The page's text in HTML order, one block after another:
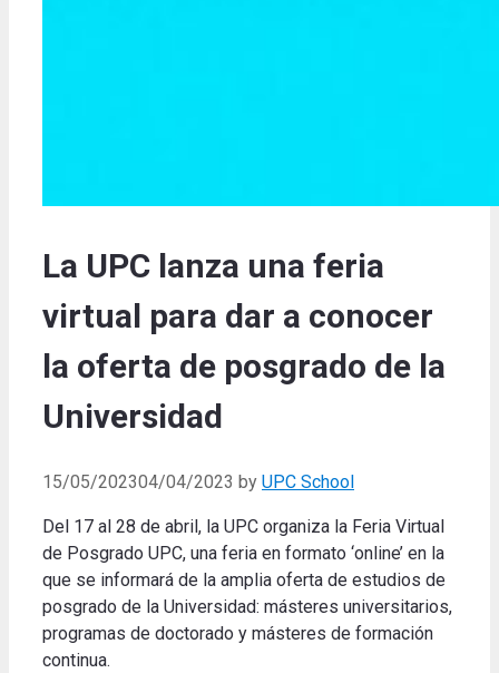
La UPC lanza una feria
virtual para dar a conocer
la oferta de posgrado de la
Universidad
15/05/202304/04/2023 by UPC School
Del 17 al 28 de abril, la UPC organiza la Feria Virtual
de Posgrado UPC, una feria en formato ‘online’ en la
que se informará de la amplia oferta de estudios de
posgrado de la Universidad: másteres universitarios,
programas de doctorado y másteres de formación
continua.